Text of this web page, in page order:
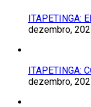
ITAPETINGA:
dezembro,
ITAPETINGA:
dezembro,